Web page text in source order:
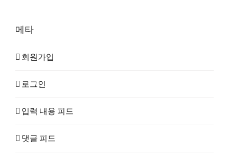
메타
회원가입
로그인
입력 내용 피드
댓글 피드